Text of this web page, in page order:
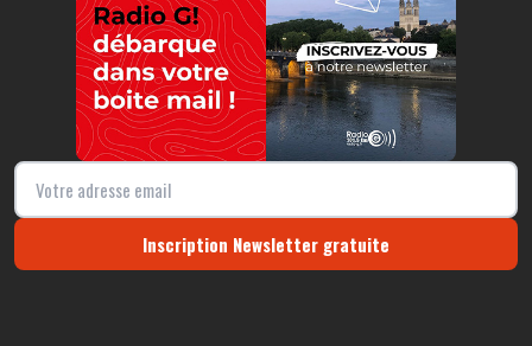
Inscription Newsletter gratuite